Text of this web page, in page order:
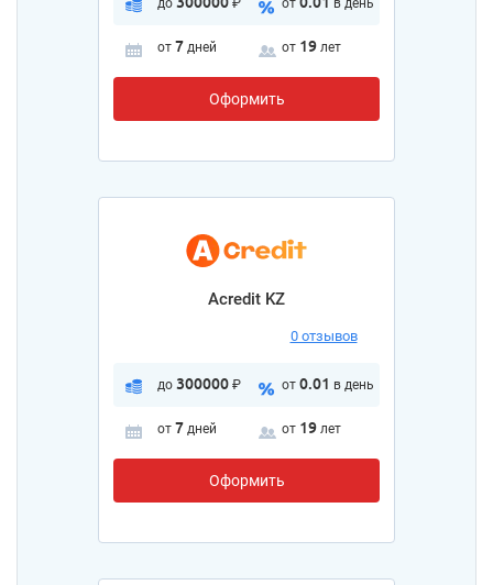
до ₽ от в день
от 7 дней от 19 лет
Оформить
Acredit KZ
0 отзывов
до 300000 ₽ от 0.01 в день
от 7 дней от 19 лет
Оформить